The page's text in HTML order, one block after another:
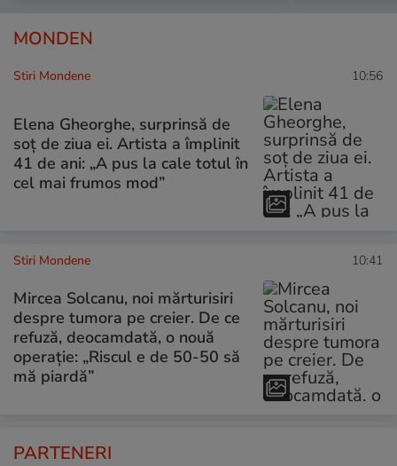
MONDEN
Stiri Mondene 10:56
Elena Gheorghe, surprinsă de
soț de ziua ei. Artista a împlinit
41 de ani: „A pus la cale totul în
cel mai frumos mod”
Stiri Mondene 10:41
Mircea Solcanu, noi mărturisiri
despre tumora pe creier. De ce
refuză, deocamdată, o nouă
operație: „Riscul e de 50-50 să
mă piardă”
PARTENERI